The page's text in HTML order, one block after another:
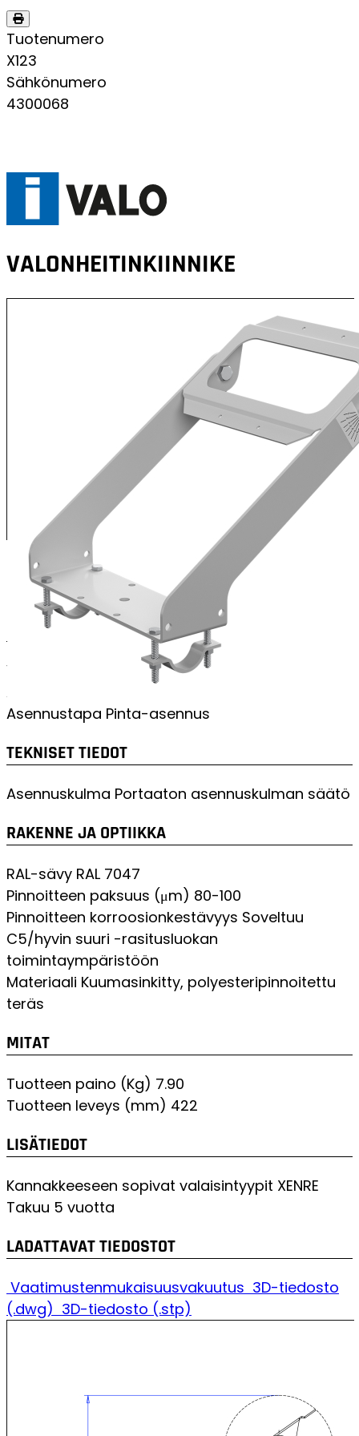
Tuotenumero
X123
Sähkönumero
4300068
VALONHEITINKIINNIKE
XENRE Valonheitinkiinnike putkikiinnityksellä
valonheitinkiinnike putkikiinnityksellä
portaaton valaisimen kallistuskulman säätö
PERUSTIEDOT
Valmistusmaa
Suomi
Arvioitu toimitusaika tehtaalta
Asennustapa Pinta-asennus
TEKNISET TIEDOT
Asennuskulma Portaaton asennuskulman säätö
RAKENNE JA OPTIIKKA
RAL-sävy RAL 7047
Pinnoitteen paksuus (μm) 80-100
Pinnoitteen korroosionkestävyys Soveltuu
C5/hyvin suuri -rasitusluokan
toimintaympäristöön
Materiaali Kuumasinkitty, polyesteripinnoitettu
teräs
MITAT
Tuotteen paino (Kg) 7.90
Tuotteen leveys (mm) 422
LISÄTIEDOT
Kannakkeeseen sopivat valaisintyypit XENRE
Takuu 5 vuotta
LADATTAVAT TIEDOSTOT
Vaatimustenmukaisuusvakuutus
(.dwg) 3D-tiedosto (.stp)